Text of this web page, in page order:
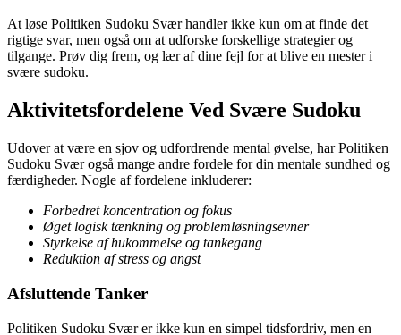
At løse Politiken Sudoku Svær handler ikke kun om at finde det
rigtige svar, men også om at udforske forskellige strategier og
tilgange. Prøv dig frem, og lær af dine fejl for at blive en mester i
svære sudoku.
Aktivitetsfordelene Ved Svære Sudoku
Udover at være en sjov og udfordrende mental øvelse, har Politiken
Sudoku Svær også mange andre fordele for din mentale sundhed og
færdigheder. Nogle af fordelene inkluderer:
Forbedret koncentration og fokus
Øget logisk tænkning og problemløsningsevner
Styrkelse af hukommelse og tankegang
Reduktion af stress og angst
Afsluttende Tanker
Politiken Sudoku Svær er ikke kun en simpel tidsfordriv, men en